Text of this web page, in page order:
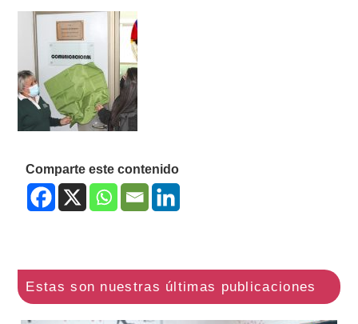
Comparte este contenido